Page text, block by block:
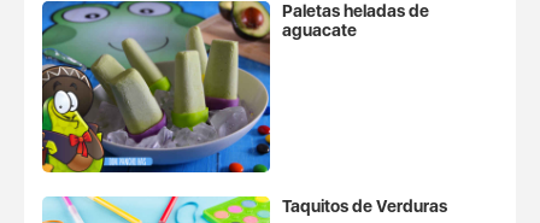
Paletas heladas de
aguacate
Taquitos de Verduras